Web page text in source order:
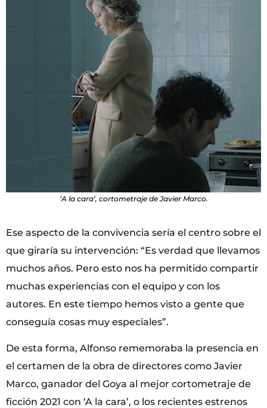
‘A la cara’, cortometraje de Javier Marco.
Ese aspecto de la convivencia sería el centro sobre el
que giraría su intervención: “Es verdad que llevamos
muchos años. Pero esto nos ha permitido compartir
muchas experiencias con el equipo y con los
autores. En este tiempo hemos visto a gente que
conseguía cosas muy especiales”.
De esta forma, Alfonso rememoraba la presencia en
el certamen de la obra de directores como Javier
Marco, ganador del Goya al mejor cortometraje de
ficción 2021 con ‘A la cara’, o los recientes estrenos